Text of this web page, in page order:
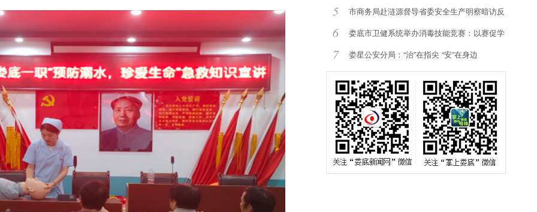
5
市商务局赴涟源督导省委安全生产明察暗访反
6
娄底市卫健系统举办消毒技能竞赛：以赛促学
强7 娄星公安分局：“治”在指尖 “安”在身边